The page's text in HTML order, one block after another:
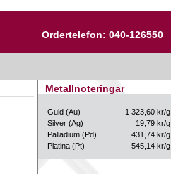
Ordertelefon: 040-126550
Metallnoteringar
Guld (Au)
1 323,60 kr/g
Silver (Ag)
19,79 kr/g
Palladium (Pd)
431,74 kr/g
Platina (Pt)
545,14 kr/g